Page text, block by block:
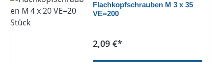
Flachkopfschrauben M 3 x 35
VE=200
Regulärer Preis:
2,09 €*